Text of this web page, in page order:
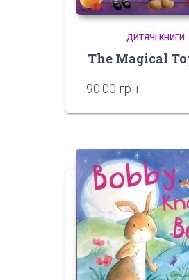
ДИТЯЧІ КНИГИ
The Magical
90.00 грн